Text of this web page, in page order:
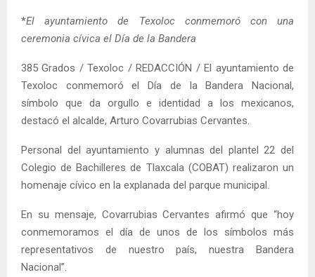
*El ayuntamiento de Texoloc conmemoró con una
ceremonia cívica el Día de la Bandera
385 Grados / Texoloc / REDACCIÓN / El ayuntamiento de
Texoloc conmemoró el Día de la Bandera Nacional,
símbolo que da orgullo e identidad a los mexicanos,
destacó el alcalde, Arturo Covarrubias Cervantes.
Personal del ayuntamiento y alumnas del plantel 22 del
Colegio de Bachilleres de Tlaxcala (COBAT) realizaron un
homenaje cívico en la explanada del parque municipal.
En su mensaje, Covarrubias Cervantes afirmó que “hoy
conmemoramos el día de unos de los símbolos más
representativos de nuestro país, nuestra Bandera
Nacional”.